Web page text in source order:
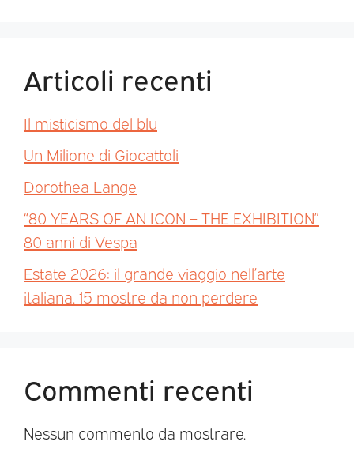
Articoli recenti
Il misticismo del blu
Un Milione di Giocattoli
Dorothea Lange
“80 YEARS OF AN ICON – THE EXHIBITION”
80 anni di Vespa
Estate 2026: il grande viaggio nell’arte
italiana. 15 mostre da non perdere
Commenti recenti
Nessun commento da mostrare.